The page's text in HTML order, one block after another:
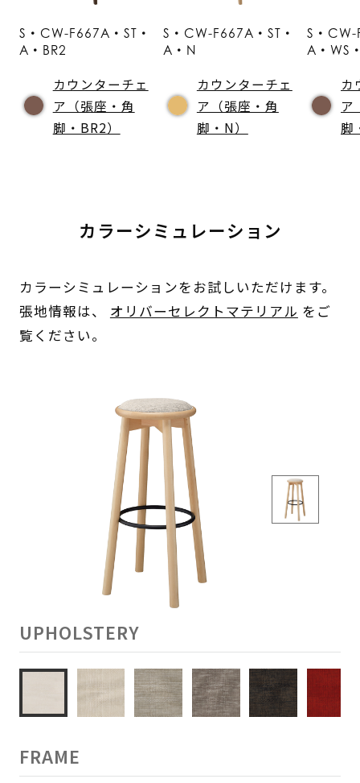
S・CW-F667A・ST・
A・BR2
カウンターチェ
ア（張座・角
脚・BR2）
S・CW-F667A・ST・
A・N
カウンターチェ
ア（張座・角
脚・N）
S・CW-
A・WS
カ
ア
脚
カラーシミュレーション
カラーシミュレーションをお試しいただけます。
張地情報は、 オリバーセレクトマテリアル をご
覧ください。
UPHOLSTERY
FRAME